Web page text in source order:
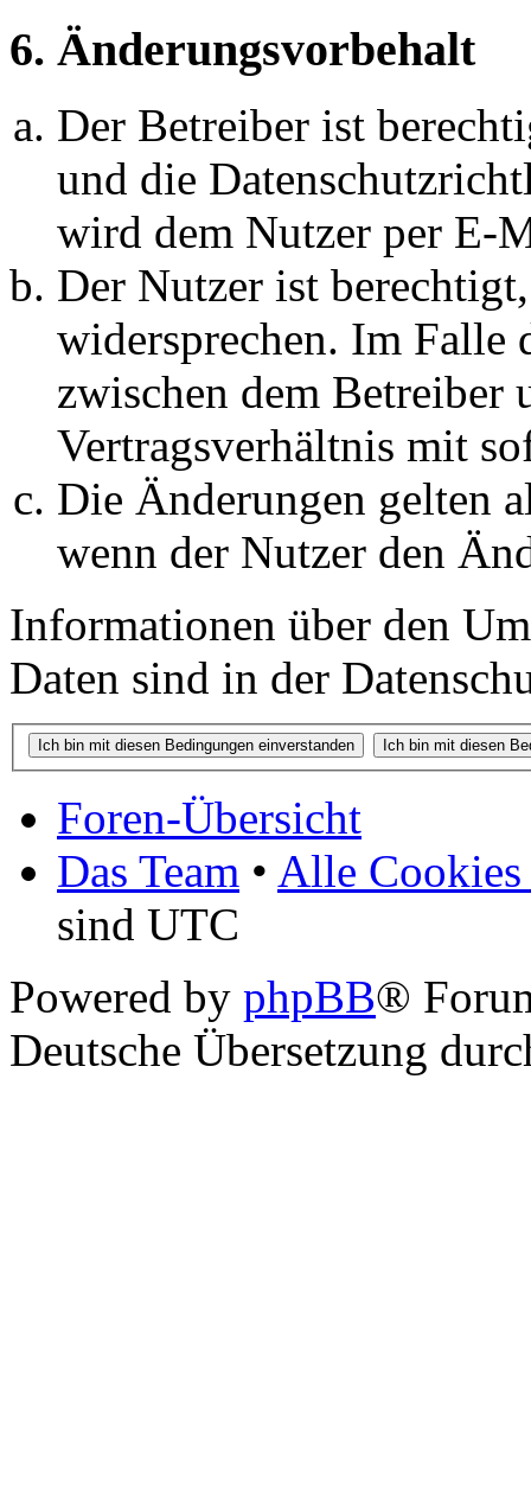
6. Änderungsvorbehalt
Der Betreiber ist
und die
wird dem Nutzer per E-
Der Nutzer ist
widersprechen. Im Falle
zwischen dem Betreiber
Vertragsverhältnis mit
Die Änderungen gelten
wenn der Nutzer den
Informationen über den
Daten sind in der
Foren-Übersicht
Das Team • Alle Cookies
sind UTC
Powered by phpBB®
Deutsche Übersetzung